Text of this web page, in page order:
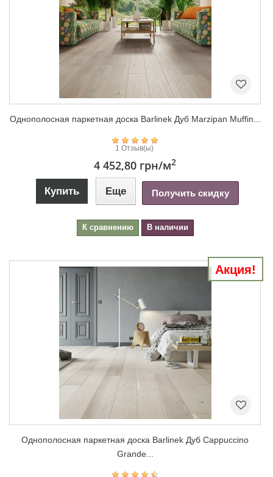
Однополосная паркетная доска Barlinek Дуб Marzipan Muffin...
1 Отзыв(ы)
4 452,80 грн/м2
Купить Еще Получить скидку
К сравнению В наличии
Акция!
Однополосная паркетная доска Barlinek Дуб Cappuccino
Grande...